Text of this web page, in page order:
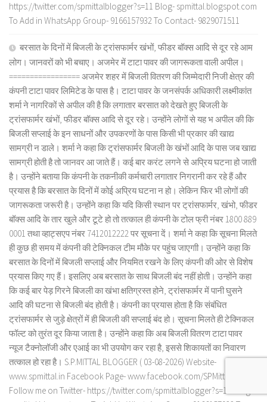
https://twitter.com/spmittalblogger?s=11 Blog- spmittal.blogspot.com
To Add in WhatsApp Group- 9166157932 To Contact- 9829071511
बरसात के दिनों में बिजली के ट्रांसफार्मर खंभों, फीडर बॉक्स आदि से दूर रहे आम
लोग। जानवरों को भी बचाए। अजमेर में टाटा पावर की जागरूकता वाली अपील।
================= अजमेर शहर में बिजली वितरण की जिम्मेदारी निजी क्षेत्र की
कंपनी टाटा पावर लिमिटेड के पास है। टाटा पावर के जनसंपर्क अधिकारी लक्ष्मीकांत
शर्मा ने नागरिकों से अपील की है कि लगातार बरसात को देखते हुए बिजली के
ट्रांसफार्मर खंभों, फीडर बॉक्स आदि से दूर रहे। उन्होंने लोगों से यह भ अपील की कि
बिजली सप्लाई के इन साधनों और उपकरणों के पास किसी भी प्रकार की खाद्य
सामग्री न डाले। शर्मा ने कहा कि ट्रांसफार्मर बिजली के खंभों आदि के पास जब खाद्य
सामग्री होती है तो जानवर आ जाते हैं। कई बार करंट लगने से अप्रिय घटना हो जाती
है। उन्होंने बताया कि कंपनी के तकनीकी कर्मचारी लगातार निगरानी कर रहे हैं और
प्रयास है कि बरसात के दिनों में कोई अप्रिय घटना न हो। लेकिन फिर भी लोगों की
जागरूकता जरूरी है। उन्होंने कहा कि यदि किसी स्थान पर ट्रांसफार्मर, खंभो, फीडर
बॉक्स आदि के तार खुले और टूटे हो तो तत्काल ही कंपनी के टोल फ्री नंबर 1800 889
0001 तथा व्हाट्सएप नंबर 7412012222 पर सूचना दें। शर्मा ने कहा कि सूचना मिलते
ही कुछ ही समय में कंपनी की टेक्निकल टीम मौके पर पहुंच जाएगाी। उन्होंने कहा कि
बरसात के दिनों में बिजली सप्लाई और नियमित रखने के लिए कंपनी की ओर से विशेष
प्रयास किए गए हैं। इसलिए अब बरसात के साथ बिजली बंद नहीं होती। उन्होंने कहा
कि कई बार पेड़ गिरने बिजली का खंभा क्षतिग्रस्त होने, ट्रांसफार्मर में पानी घुसने
आदि की घटना से बिजली बंद होती है। कंपनी का प्रयास होता है कि संबंधित
ट्रांसफार्मर से जुड़े क्षेत्रों में ही बिजली की सप्लाई बंद हो। सूचना मिलते ही टेक्निकल
फॉल्ट को तुरंत दूर किया जाता है। उन्होंने कहा कि अब बिजली वितरण टाटा पावर
न्यूज टैक्नोलॉजी और एआई का भी उपयोग कर रहा है, इससे शिकायतों का निवारण
तत्काल हो रहा है। S.P.MITTAL BLOGGER ( 03-08-2026) Website-
www.spmittal.in Facebook Page- www.facebook.com/SPMittalblog
Follow me on Twitter- https://twitter.com/spmittalblogger?s=11 Blog-